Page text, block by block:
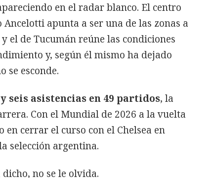
en el radar blanco. El centro
apunta a ser una de las zonas a
el de Tucumán reúne las condiciones
y, según él mismo ha dejado
se esconde.
y seis asistencias en 49 partidos, la
Con el Mundial de 2026 a la vuelta
en cerrar el curso con el Chelsea en
selección argentina.
no se le olvida.